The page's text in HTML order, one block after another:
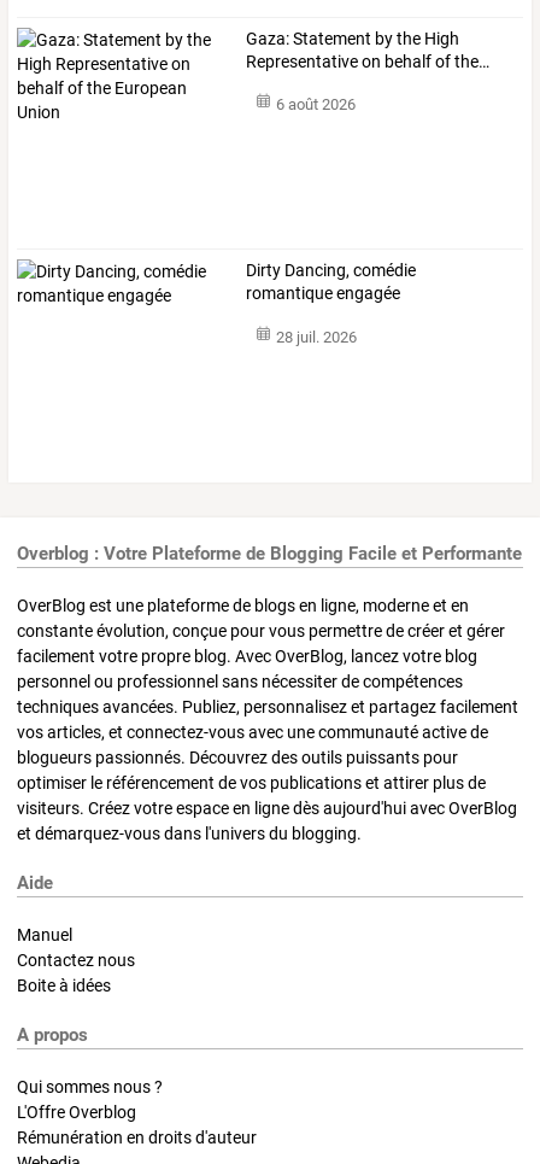
Gaza:Statement bythe High
Representativeon behalfofthe…
6 août 2026
Dirty Dancing, comédie
romantique engagée
28 juil. 2026
Overblog : Votre Plateforme de Blogging Facile et Performante
OverBlog est une plateforme de blogs en ligne, moderne et en
constante évolution, conçue pour vous permettre de créer et gérer
facilement votre propre blog. Avec OverBlog, lancez votre blog
personnel ou professionnel sans nécessiter de compétences
techniques avancées. Publiez, personnalisez et partagez facilement
vos articles, et connectez-vous avec une communauté active de
blogueurs passionnés. Découvrez des outils puissants pour
optimiser le référencement de vos publications et attirer plus de
visiteurs. Créez votre espace en ligne dès aujourd'hui avec OverBlog
et démarquez-vous dans l'univers du blogging.
Aide
Manuel
Contactez nous
Boite à idées
A propos
Qui sommes nous ?
L'Offre Overblog
Rémunération en droits d'auteur